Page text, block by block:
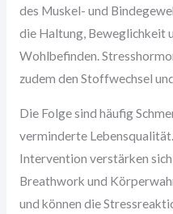
des Muskel- und
die Haltung, Beweglichkeit
Wohlbefinden.
zudem den Stoffwechsel
Die Folge sind häufig
verminderte
Intervention verstärken
Breathwork und
und können die